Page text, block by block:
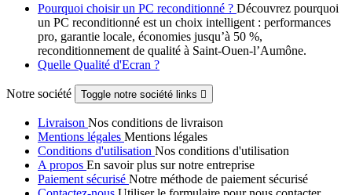
Pourquoi choisir un PC reconditionné ? Découvrez pourquoi
un PC reconditionné est un choix intelligent : performances
pro, garantie locale, économies jusqu’à 50 %,
reconditionnement de qualité à Saint-Ouen-l’Aumône.
Quelle Qualité d'Ecran ?
Notre société Toggle notre société links 
Livraison Nos conditions de livraison
Mentions légales Mentions légales
Conditions d'utilisation Nos conditions d'utilisation
A propos En savoir plus sur notre entreprise
Paiement sécurisé Notre méthode de paiement sécurisé